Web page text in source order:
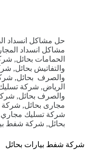
حل مشاكل انسداد
مشاكل انسداد
الحمامات بحائل,
والتفاتيش بحائل,
والصرف بحائل,
الرياض, شركة
والصرف بحائل,
مجارى بحائل, شركة
شركة تسليك مجاري
بحائل, شركة شفط
شركة شفط بيارات بحائل